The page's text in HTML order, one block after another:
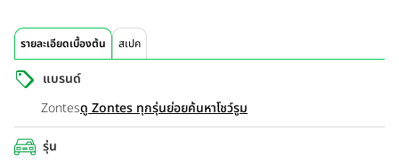
รายละเอียดเบื้องต้น สเปค
แบรนด์
Zontesดู Zontes ทุกรุ่นย่อยค้นหาโชว์รูม
รุ่น